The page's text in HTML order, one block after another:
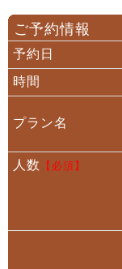
ご予約情報
予約日
時間
プラン名
人数 【必須】